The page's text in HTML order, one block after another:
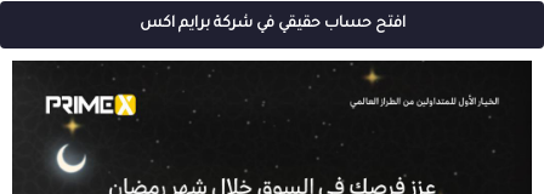
افتح حساب حقيقي في شركة برايم اكس